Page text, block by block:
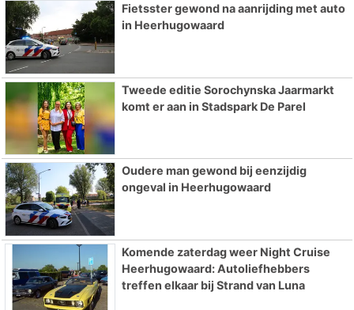
Fietsster gewond na aanrijding met auto
in Heerhugowaard
Tweede editie Sorochynska Jaarmarkt
komt er aan in Stadspark De Parel
Oudere man gewond bij eenzijdig
ongeval in Heerhugowaard
Komende zaterdag weer Night Cruise
Heerhugowaard: Autoliefhebbers
treffen elkaar bij Strand van Luna